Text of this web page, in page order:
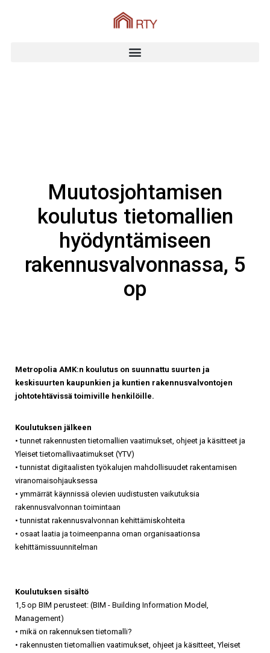
Muutosjohtamisen
koulutus tietomallien
hyödyntämiseen
rakennusvalvonnassa, 5
op
Metropolia AMK:n koulutus on suunnattu suurten ja
keskisuurten kaupunkien ja kuntien rakennusvalvontojen
johtotehtävissä toimiville henkilöille.
Koulutuksen jälkeen
• tunnet rakennusten tietomallien vaatimukset, ohjeet ja käsitteet ja
Yleiset tietomallivaatimukset (YTV)
• tunnistat digitaalisten työkalujen mahdollisuudet rakentamisen
viranomaisohjauksessa
• ymmärrät käynnissä olevien uudistusten vaikutuksia
rakennusvalvonnan toimintaan
• tunnistat rakennusvalvonnan kehittämiskohteita
• osaat laatia ja toimeenpanna oman organisaationsa
kehittämissuunnitelman
Koulutuksen sisältö
1,5 op BIM perusteet: (BIM - Building Information Model,
Management)
• mikä on rakennuksen tietomalli?
• rakennusten tietomallien vaatimukset, ohjeet ja käsitteet, Yleiset